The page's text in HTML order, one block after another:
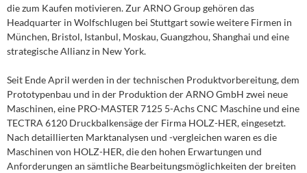
die zum Kaufen motivieren. Zur ARNO Group gehören das
Headquarter in Wolfschlugen bei Stuttgart sowie weitere Firmen in
München, Bristol, Istanbul, Moskau, Guangzhou, Shanghai und eine
strategische Allianz in New York.
Seit Ende April werden in der technischen Produktvorbereitung, dem
Prototypenbau und in der Produktion der ARNO GmbH zwei neue
Maschinen, eine PRO-MASTER 7125 5-Achs CNC Maschine und eine
TECTRA 6120 Druckbalkensäge der Firma HOLZ-HER, eingesetzt.
Nach detaillierten Marktanalysen und -vergleichen waren es die
Maschinen von HOLZ-HER, die den hohen Erwartungen und
Anforderungen an sämtliche Bearbeitungsmöglichkeiten der breiten